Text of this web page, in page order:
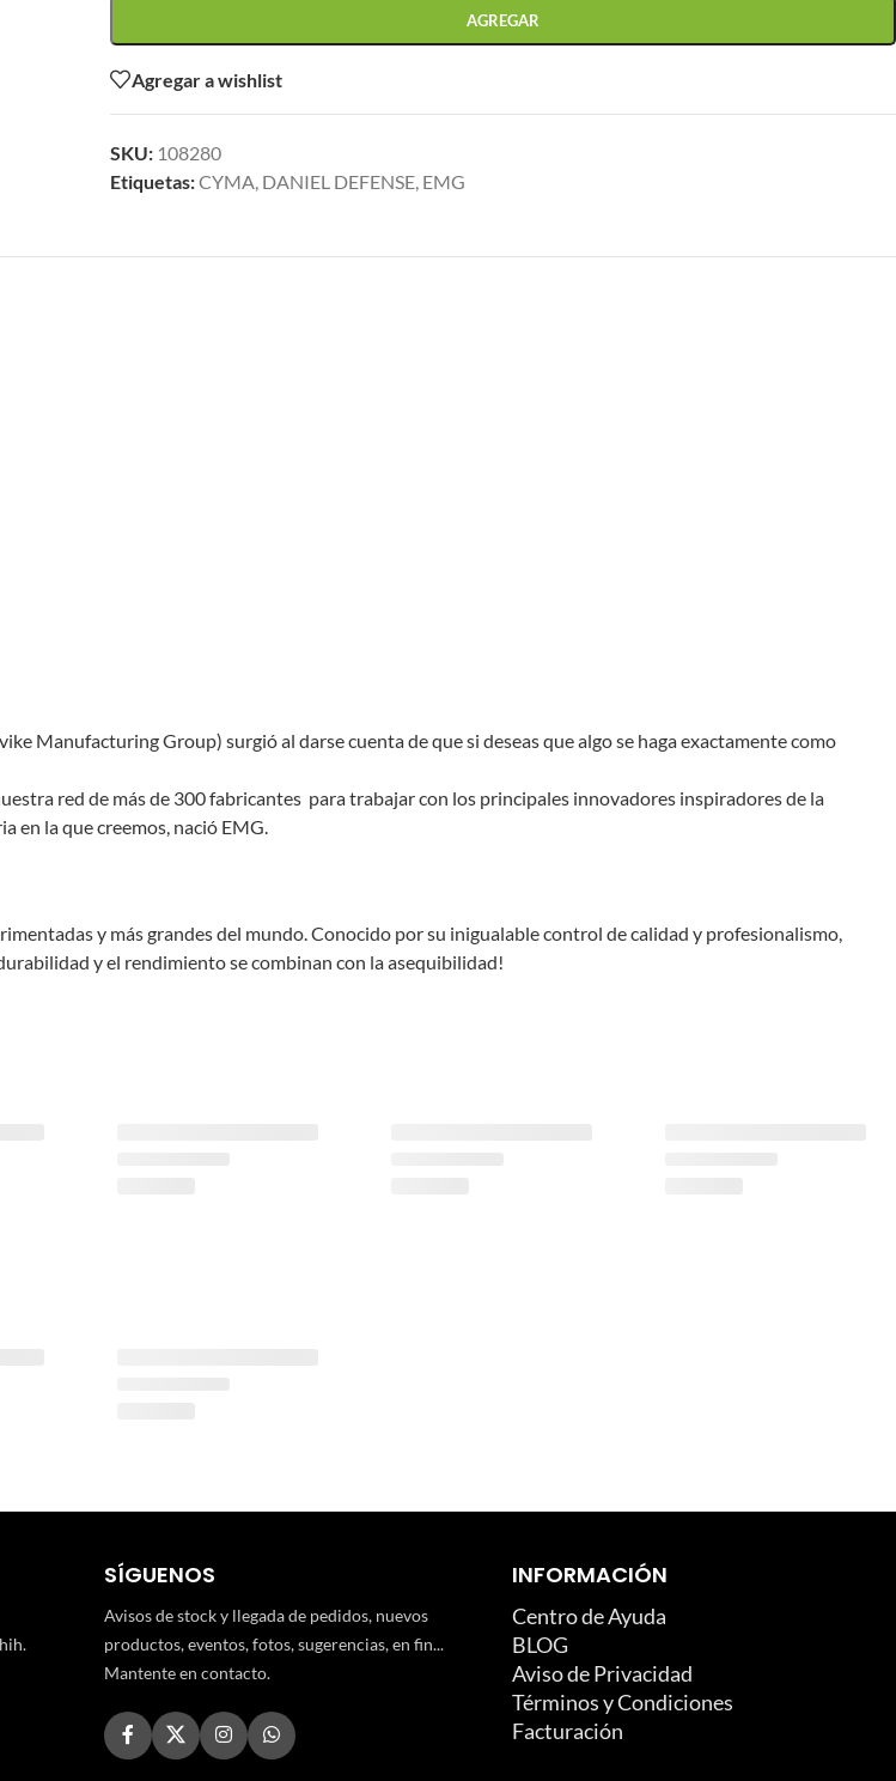
AGREGAR
Agregar a wishlist
SKU: 108280
Etiquetas:CYMA, DANIEL DEFENSE, EMG
Manufacturing Group) surgió al darse cuenta de que si deseas que algo se haga exactamente como
red de más de 300 fabricantes para trabajar con los principales innovadores inspiradores de la
en la que creemos, nació EMG.
y más grandes del mundo. Conocido por su inigualable control de calidad y profesionalismo,
y el rendimiento se combinan con la asequibilidad!
SÍGUENOS
Avisos de stock y llegada de pedidos, nuevos
productos, eventos, fotos, sugerencias, en fin...
Mantente en contacto.
INFORMACIÓN
Centro de Ayuda
BLOG
Aviso de Privacidad
Términos y Condiciones
Facturación